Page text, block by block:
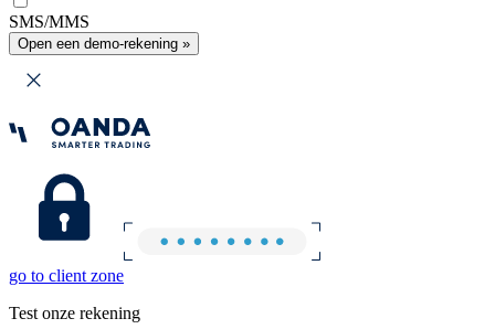
SMS/MMS
Open een demo-rekening »
go to client zone
Test onze rekening